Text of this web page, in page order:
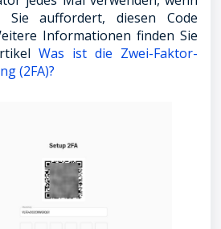
Sie auffordert, diesen Code
Informationen finden Sie
Was ist die Zwei-Faktor-
(2FA)?